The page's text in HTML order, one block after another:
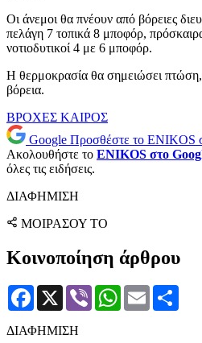
Οι άνεμοι θα πνέουν από βόρειες
πελάγη 7 τοπικά 8 μποφόρ,
νοτιοδυτικοί 4 με 6 μποφόρ.
Η θερμοκρασία θα σημειώσει πτώση,
βόρεια.
ΒΡΟΧΕΣ ΚΑΙΡΟΣ
Google Προσθέστε το ENIKOS
Ακολουθήστε το ENIKOS στο
όλες τις ειδήσεις.
ΔΙΑΦΗΜΙΣΗ
ΜΟΙΡΑΣΟΥ ΤΟ
Κοινοποίηση άρθρου
Facebook
X Viber WhatsApp
Email
ΔΙΑΦΗΜΙΣΗ